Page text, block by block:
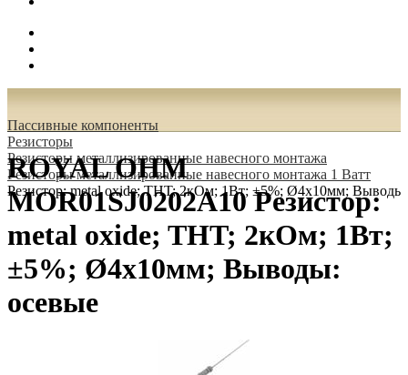
Пассивные компоненты
Резисторы
Резисторы металлизированные навесного монтажа
Резисторы металлизированные навесного монтажа 1 Ватт
Резистор: metal oxide; THT; 2кОм; 1Вт; ±5%; Ø4x10мм;
ROYAL OHM
MOR01SJ0202A10 Резистор:
metal oxide; THT; 2кОм; 1Вт;
±5%; Ø4x10мм; Выводы:
осевые